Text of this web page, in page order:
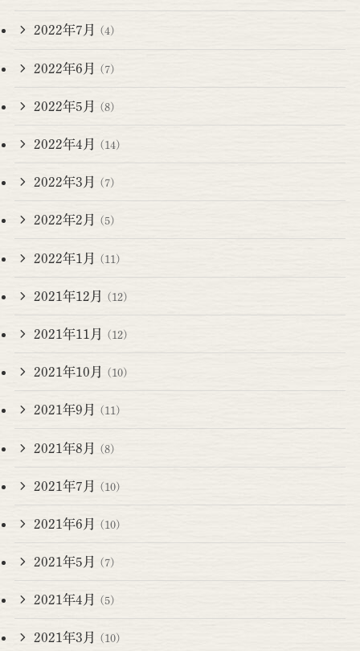
2022年7月 (4)
2022年6月 (7)
2022年5月 (8)
2022年4月 (14)
2022年3月 (7)
2022年2月 (5)
2022年1月 (11)
2021年12月 (12)
2021年11月 (12)
2021年10月 (10)
2021年9月 (11)
2021年8月 (8)
2021年7月 (10)
2021年6月 (10)
2021年5月 (7)
2021年4月 (5)
2021年3月 (10)